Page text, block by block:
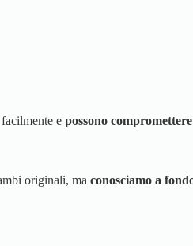
e possono
originali, ma conosciamo a